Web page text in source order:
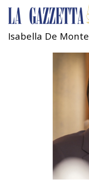
Isabella De Monte